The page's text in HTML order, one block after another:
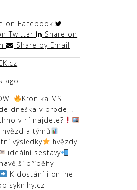
on Facebook
Twitter
Share on
Share by Email
ago
Kronika MS
dneška v prodeji.
v ní najdete?
a týmů
výsledky
hvězdy
ideální sestavy
příběhy
K dostání i online